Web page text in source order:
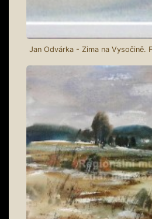
Jan Odvárka - Zima na Vysočině.